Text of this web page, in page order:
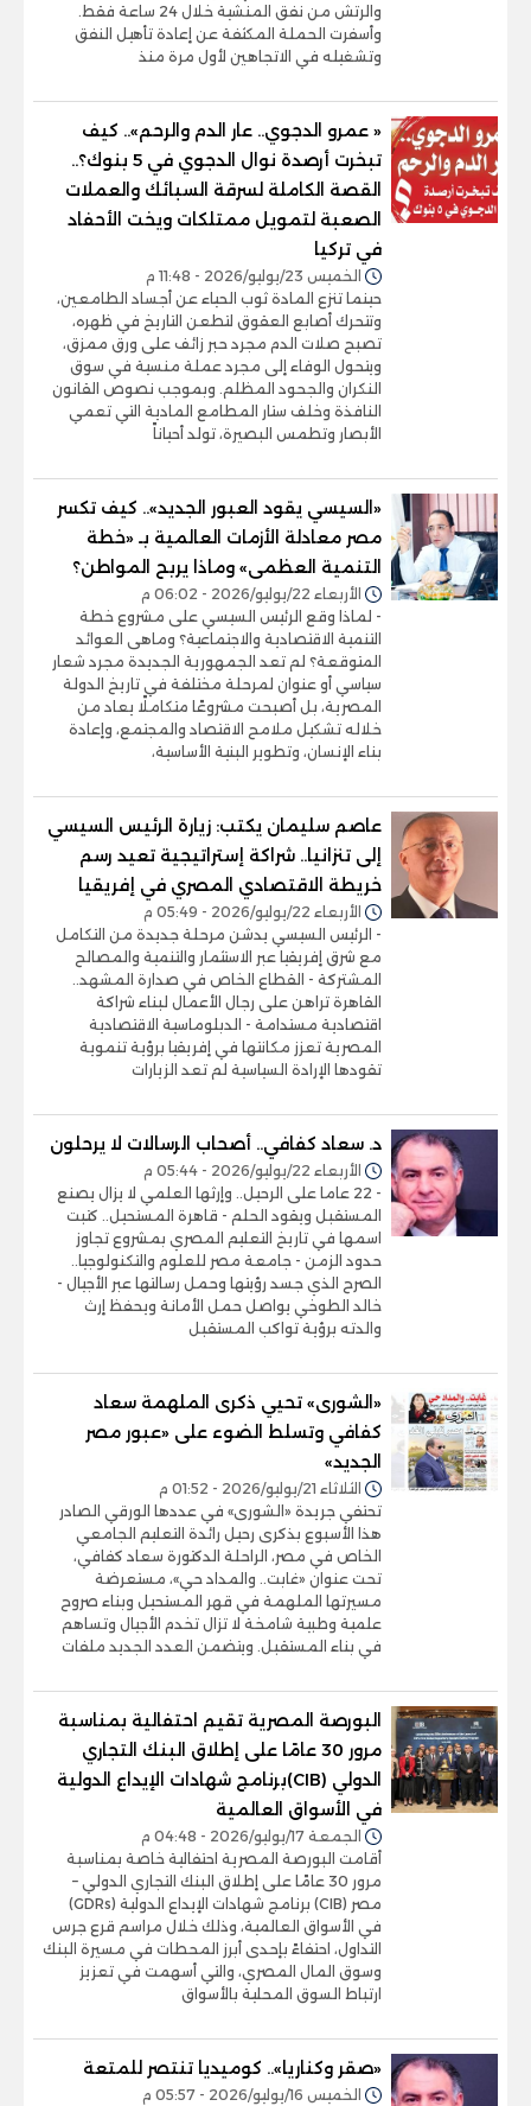
والرتش من نفق المنشية خلال 24 ساعة فقط.
وأسفرت الحملة المكثفة عن إعادة تأهيل النفق
وتشغيله في الاتجاهين لأول مرة منذ
« عمرو الدجوي.. عار الدم والرحم».. كيف
تبخرت أرصدة نوال الدجوي في 5 بنوك؟..
القصة الكاملة لسرقة السبائك والعملات
الصعبة لتمويل ممتلكات ويخت الأحفاد
في تركيا
الخميس 23/يوليو/2026 - 11:48 م
حينما تنزع المادة ثوب الحياء عن أجساد الطامعين،
وتتحرك أصابع العقوق لتطعن التاريخ في ظهره،
تصبح صلات الدم مجرد حبر زائف على ورق ممزق،
ويتحول الوفاء إلى مجرد عملة منسية في سوق
النكران والجحود المظلم. وبموجب نصوص القانون
النافذة وخلف ستار المطامع المادية التي تعمي
الأبصار وتطمس البصيرة، تولد أحياناً
«السيسي يقود العبور الجديد».. كيف تكسر
مصر معادلة الأزمات العالمية بـ «خطة
التنمية العظمى» وماذا يربح المواطن؟
الأربعاء 22/يوليو/2026 - 06:02 م
- لماذا وقع الرئيس السيسي على مشروع خطة
التنمية الاقتصادية والاجتماعية؟ وماهى العوائد
المتوقعة؟ لم تعد الجمهورية الجديدة مجرد شعار
سياسي أو عنوان لمرحلة مختلفة في تاريخ الدولة
المصرية، بل أصبحت مشروعًا متكاملًا يعاد من
خلاله تشكيل ملامح الاقتصاد والمجتمع، وإعادة
بناء الإنسان، وتطوير البنية الأساسية،
عاصم سليمان يكتب: زيارة الرئيس السيسي
إلى تنزانيا.. شراكة إستراتيجية تعيد رسم
خريطة الاقتصادي المصري في إفريقيا
الأربعاء 22/يوليو/2026 - 05:49 م
- الرئيس السيسي يدشن مرحلة جديدة من التكامل
مع شرق إفريقيا عبر الاستثمار والتنمية والمصالح
المشتركة - القطاع الخاص في صدارة المشهد..
القاهرة تراهن على رجال الأعمال لبناء شراكة
اقتصادية مستدامة - الدبلوماسية الاقتصادية
المصرية تعزز مكانتها في إفريقيا برؤية تنموية
تقودها الإرادة السياسية لم تعد الزيارات
د. سعاد كفافي.. أصحاب الرسالات لا يرحلون
الأربعاء 22/يوليو/2026 - 05:44 م
- 22 عاما على الرحيل.. وإرثها العلمي لا يزال يصنع
المستقبل ويقود الحلم - قاهرة المستحيل.. كتبت
اسمها في تاريخ التعليم المصري بمشروع تجاوز
حدود الزمن - جامعة مصر للعلوم والتكنولوجيا..
الصرح الذي جسد رؤيتها وحمل رسالتها عبر الأجيال -
خالد الطوخي يواصل حمل الأمانة ويحفظ إرث
والدته برؤية تواكب المستقبل
«الشورى» تحيي ذكرى الملهمة سعاد
كفافي وتسلط الضوء على «عبور مصر
الجديد»
الثلاثاء 21/يوليو/2026 - 01:52 م
تحتفي جريدة «الشورى» في عددها الورقي الصادر
هذا الأسبوع بذكرى رحيل رائدة التعليم الجامعي
الخاص في مصر، الراحلة الدكتورة سعاد كفافي،
تحت عنوان «غابت.. والمداد حي»، مستعرضة
مسيرتها الملهمة في قهر المستحيل وبناء صروح
علمية وطبية شامخة لا تزال تخدم الأجيال وتساهم
في بناء المستقبل. ويتضمن العدد الجديد ملفات
البورصة المصرية تقيم احتفالية بمناسبة
مرور 30 عامًا على إطلاق البنك التجاري
الدولي (CIB)برنامج شهادات الإيداع الدولية
في الأسواق العالمية
الجمعة 17/يوليو/2026 - 04:48 م
أقامت البورصة المصرية احتفالية خاصة بمناسبة
مرور 30 عامًا على إطلاق البنك التجاري الدولي –
مصر (CIB) برنامج شهادات الإيداع الدولية (GDRs)
في الأسواق العالمية، وذلك خلال مراسم قرع جرس
التداول، احتفاءً بإحدى أبرز المحطات في مسيرة البنك
وسوق المال المصري، والتي أسهمت في تعزيز
ارتباط السوق المحلية بالأسواق
«صقر وكناريا».. كوميديا تنتصر للمتعة
الخميس 16/يوليو/2026 - 05:57 م